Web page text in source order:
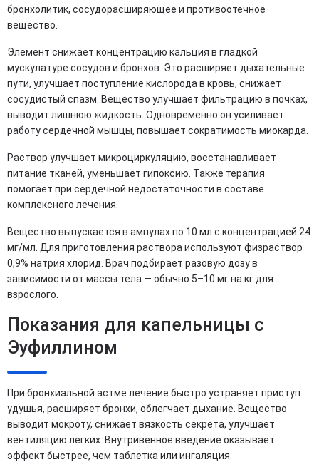
бронхолитик, сосудорасширяющее и противоотечное
вещество.
Элемент снижает концентрацию кальция в гладкой
мускулатуре сосудов и бронхов. Это расширяет дыхательные
пути, улучшает поступление кислорода в кровь, снижает
сосудистый спазм. Вещество улучшает фильтрацию в почках,
выводит лишнюю жидкость. Одновременно он усиливает
работу сердечной мышцы, повышает сократимость миокарда.
Раствор улучшает микроциркуляцию, восстанавливает
питание тканей, уменьшает гипоксию. Также терапия
помогает при сердечной недостаточности в составе
комплексного лечения.
Вещество выпускается в ампулах по 10 мл с концентрацией 24
мг/мл. Для приготовления раствора используют физраствор
0,9% натрия хлорид. Врач подбирает разовую дозу в
зависимости от массы тела — обычно 5–10 мг на кг для
взрослого.
Показания для капельницы с
Эуфиллином
При бронхиальной астме лечение быстро устраняет приступ
удушья, расширяет бронхи, облегчает дыхание. Вещество
выводит мокроту, снижает вязкость секрета, улучшает
вентиляцию легких. Внутривенное введение оказывает
эффект быстрее, чем таблетка или ингаляция.